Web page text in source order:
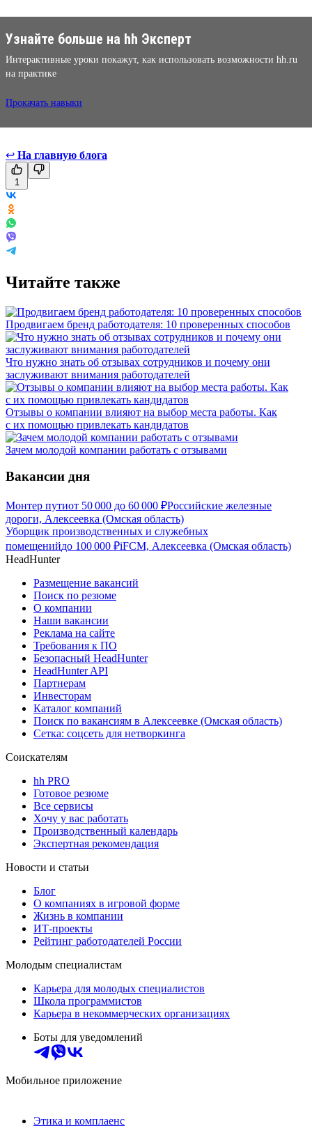
Узнайте больше на hh Эксперт
Интерактивные уроки покажут, как использовать возможности hh.ru
на практике
Прокачать навыки
↩ На главную блога
1
Читайте также
Продвигаем бренд работодателя: 10 проверенных способов
Что нужно знать об отзывах сотрудников и почему они
заслуживают внимания работодателей
Отзывы о компании влияют на выбор места работы. Как
с их помощью привлекать кандидатов
Зачем молодой компании работать с отзывами
Вакансии дня
Монтер путиот 50 000 до 60 000 ₽Российские железные
дороги, Алексеевка (Омская область)
Уборщик производственных и служебных
помещенийдо 100 000 ₽iFCM, Алексеевка (Омская область)
HeadHunter
Размещение вакансий
Поиск по резюме
О компании
Наши вакансии
Реклама на сайте
Требования к ПО
Безопасный HeadHunter
HeadHunter API
Партнерам
Инвесторам
Каталог компаний
Поиск по вакансиям в Алексеевке (Омская область)
Сетка: соцсеть для нетворкинга
Соискателям
hh PRO
Готовое резюме
Все сервисы
Хочу у вас работать
Производственный календарь
Экспертная рекомендация
Новости и статьи
Блог
О компаниях в игровой форме
Жизнь в компании
ИТ-проекты
Рейтинг работодателей России
Молодым специалистам
Карьера для молодых специалистов
Школа программистов
Карьера в некоммерческих организациях
Боты для уведомлений
Мобильное приложение
Этика и комплаенс